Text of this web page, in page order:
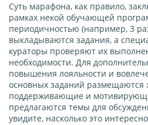
Суть марафона, как правило,
рамках некой обучающей
периодичностью (например, 3
выкладываются задания, а
кураторы проверяют их
необходимости. Для
повышения лояльности и
основных заданий
поддерживающие и
предлагаются темы для
увидите, насколько это